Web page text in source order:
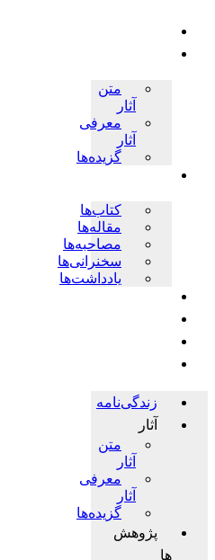
محتوا
متن
آثار
معرفی
آثار
گزیده‌ها
کتاب‌ها
مقاله‌ها
مصاحبه‌ها
سخنرانی‌ها
یادداشت‌ها
زندگی‌نامه
آثار
متن
آثار
معرفی
آثار
گزیده‌ها
پژوهش
ها